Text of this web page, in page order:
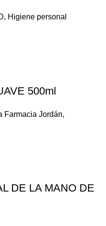
, Higiene personal
500ml
Farmacia Jordán,
DE LA MANO DE